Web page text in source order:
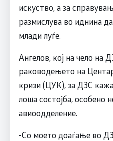
искуство, а за
размислува во иднина
млади луѓе.
Ангелов, кој на чело на
раководењето на
кризи (ЦУК), за ДЗС кажа
лоша состојба, особено
авиоодделение.
-Со моето доаѓање во